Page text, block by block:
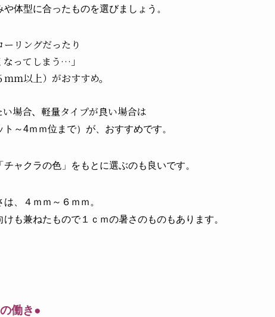
体型に合ったものを選びましょう。
ーリングだったり
なってしまう…」
ｍ以上）がおすすめ。
い場合、軽量タイプが良い場合は
ト～4ｍｍ位まで）が、おすすめです。
チャクラの色」をもとに選ぶのも良いです。
、４ｍｍ～６ｍｍ。
も兼ねたもので１ｃｍの暑さのものもあります。
働き●